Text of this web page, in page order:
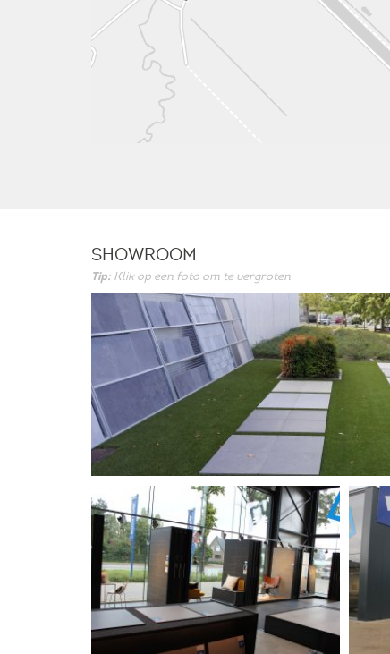
SHOWROOM
Tip: Klik op een foto om te vergroten